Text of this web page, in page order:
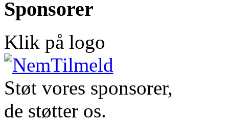
Sponsorer
Klik på logo
Støt vores sponsorer,
de støtter os.